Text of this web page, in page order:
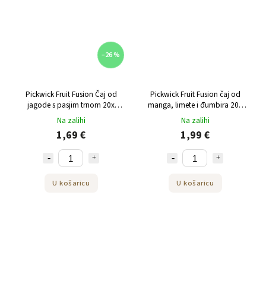
–26 %
Pickwick Fruit Fusion Čaj od
jagode s pasjim trnom 20x
1,75g
Na zalihi
1,69 €
U košaricu
Pickwick Fruit Fusion čaj od
manga, limete i đumbira 20x
1,75g
Na zalihi
1,99 €
U košaricu